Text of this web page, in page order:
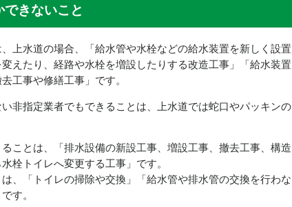
きないこと
上水道の場合、「給水管や水栓などの給水装置を新しく設置
えたり、経路や水栓を増設したりする改造工事」「給水装置
工事や修繕工事」です。
非指定業者でもできることは、上水道では蛇口やパッキンの
ことは、「排水設備の新設工事、増設工事、撤去工事、構造
栓トイレへ変更する工事」です。
、「トイレの掃除や交換」「給水管や排水管の交換を行わな
す。